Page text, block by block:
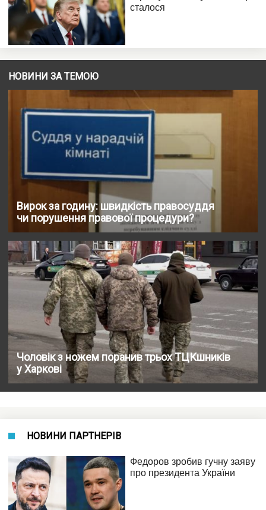
НОВИНИ ЗА ТЕМОЮ
Вирок за годину: швидкість правосуддя
чи порушення правової процедури?
Чоловік з ножем поранив трьох ТЦКшників
у Харкові
НОВИНИ ПАРТНЕРІВ